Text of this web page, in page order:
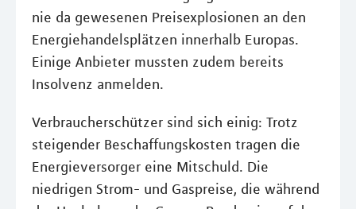
nie da gewesenen Preisexplosionen an den
Energiehandelsplätzen innerhalb Europas.
Einige Anbieter mussten zudem bereits
Insolvenz anmelden.
Verbraucherschützer sind sich einig: Trotz
steigender Beschaffungskosten tragen die
Energieversorger eine Mitschuld. Die
niedrigen Strom- und Gaspreise, die während